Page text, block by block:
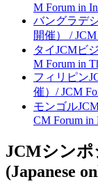
M Forum in
バングラデ
開催） / JCM
タイJCMビ
M Forum in
フィリピン
催）/ JCM
モンゴル
CM Forum in
JCMシンポ
(Japanese